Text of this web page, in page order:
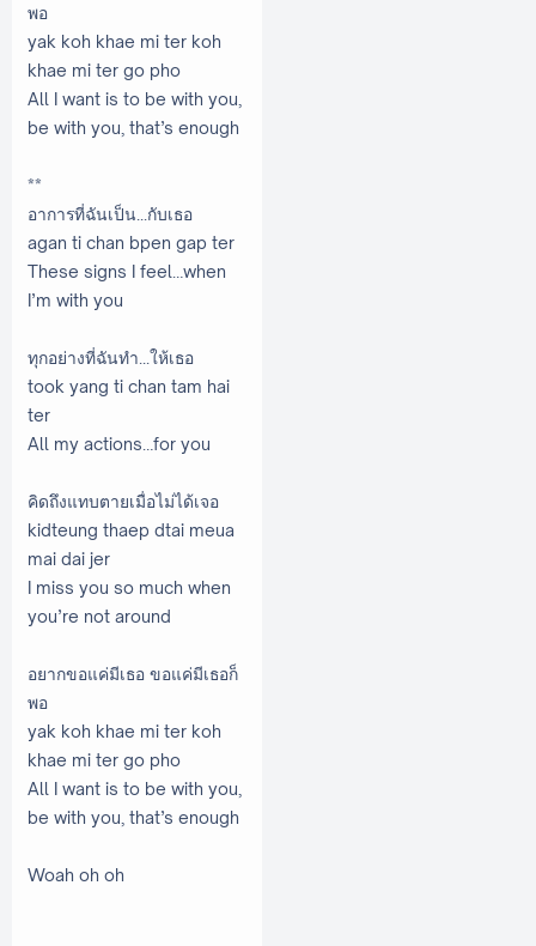
พอ
yak koh khae mi ter koh
khae mi ter go pho
All I want is to be with you,
be with you, that’s enough
**
อาการที่ฉันเป็น...กับเธอ
agan ti chan bpen gap ter
These signs I feel…when
I’m with you
ทุกอย่างที่ฉันทำ...ให้เธอ
took yang ti chan tam hai
ter
All my actions…for you
คิดถึงแทบตายเมื่อไม่ได้เจอ
kidteung thaep dtai meua
mai dai jer
I miss you so much when
you’re not around
อยากขอแค่มีเธอ ขอแค่มีเธอก็
พอ
yak koh khae mi ter koh
khae mi ter go pho
All I want is to be with you,
be with you, that’s enough
Woah oh oh